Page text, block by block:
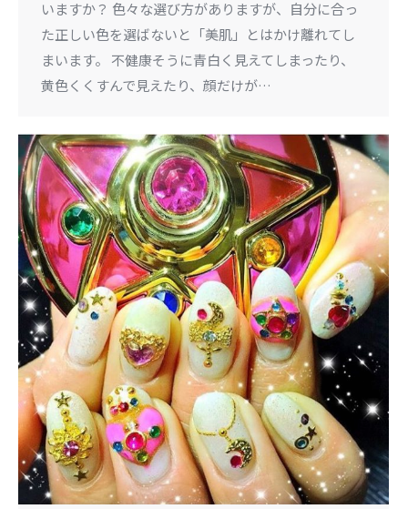
いますか？ 色々な選び方がありますが、自分に合っ
た正しい色を選ばないと「美肌」とはかけ離れてし
まいます。 不健康そうに青白く見えてしまったり、
黄色くくすんで見えたり、顔だけが…